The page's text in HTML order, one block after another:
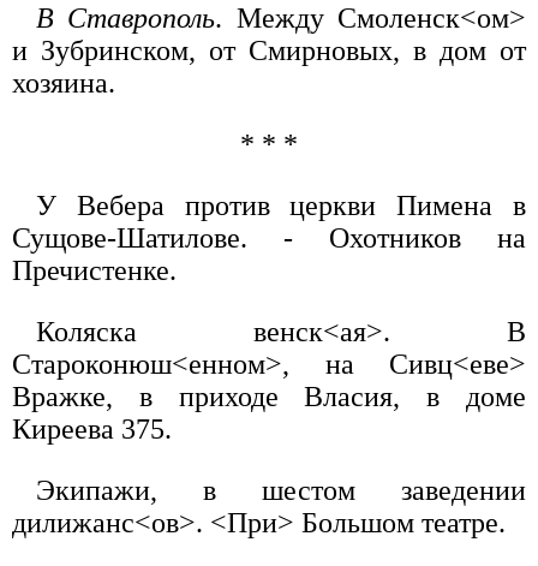
В Ставрополь. Между Смоленск<ом>
и Зубринском, от Смирновых, в дом от
хозяина.
* * *
У Вебера против церкви Пимена в
Сущове-Шатилове. - Охотников на
Пречистенке.
Коляска венск<ая>. В
Староконюш<енном>, на Сивц<еве>
Вражке, в приходе Власия, в доме
Киреева 375.
Экипажи, в шестом заведении
дилижанс<ов>. <При> Большом театре.